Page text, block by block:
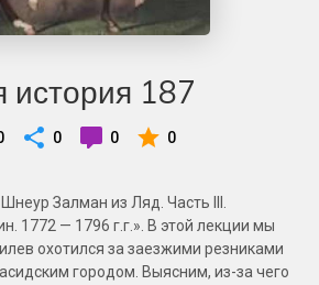
история 187
0 0 0
Залман из Ляд. Часть III.
1772 — 1796 г.г.». В этой лекции мы
охотился за заезжими резниками
городом. Выясним, из-за чего